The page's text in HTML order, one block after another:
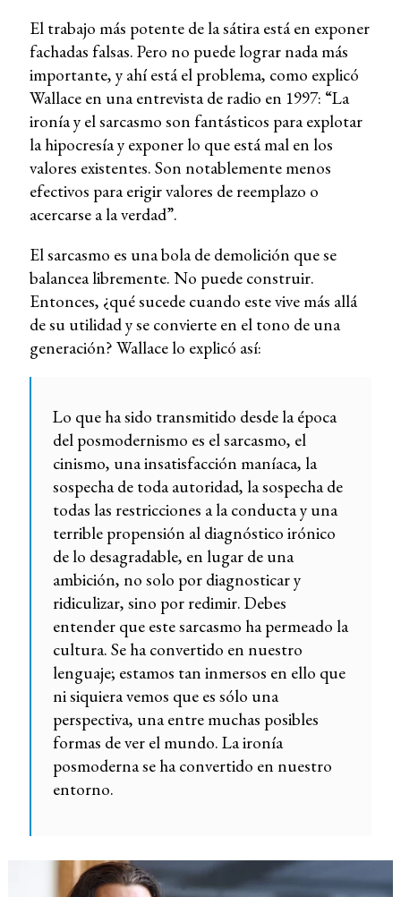
El trabajo más potente de la sátira está en exponer
fachadas falsas. Pero no puede lograr nada más
importante, y ahí está el problema, como explicó
Wallace en una entrevista de radio en 1997: “La
ironía y el sarcasmo son fantásticos para explotar
la hipocresía y exponer lo que está mal en los
valores existentes. Son notablemente menos
efectivos para erigir valores de reemplazo o
acercarse a la verdad”.
El sarcasmo es una bola de demolición que se
balancea libremente. No puede construir.
Entonces, ¿qué sucede cuando este vive más allá
de su utilidad y se convierte en el tono de una
generación? Wallace lo explicó así:
Lo que ha sido transmitido desde la época
del posmodernismo es el sarcasmo, el
cinismo, una insatisfacción maníaca, la
sospecha de toda autoridad, la sospecha de
todas las restricciones a la conducta y una
terrible propensión al diagnóstico irónico
de lo desagradable, en lugar de una
ambición, no solo por diagnosticar y
ridiculizar, sino por redimir. Debes
entender que este sarcasmo ha permeado la
cultura. Se ha convertido en nuestro
lenguaje; estamos tan inmersos en ello que
ni siquiera vemos que es sólo una
perspectiva, una entre muchas posibles
formas de ver el mundo. La ironía
posmoderna se ha convertido en nuestro
entorno.